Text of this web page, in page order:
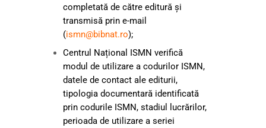
completată de către editură și
transmisă prin e-mail
(ismn@bibnat.ro);
Centrul Național ISMN verifică
modul de utilizare a codurilor ISMN,
datele de contact ale editurii,
tipologia documentară identificată
prin codurile ISMN, stadiul lucrărilor,
perioada de utilizare a seriei